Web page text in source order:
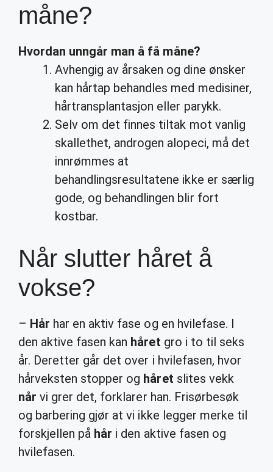
måne?
Hvordan unngår man å få måne?
Avhengig av årsaken og dine ønsker
kan hårtap behandles med medisiner,
hårtransplantasjon eller parykk.
Selv om det finnes tiltak mot vanlig
skallethet, androgen alopeci, må det
innrømmes at
behandlingsresultatene ikke er særlig
gode, og behandlingen blir fort
kostbar.
Når slutter håret å
vokse?
– Hår har en aktiv fase og en hvilefase. I
den aktive fasen kan håret gro i to til seks
år. Deretter går det over i hvilefasen, hvor
hårveksten stopper og håret slites vekk
når vi grer det, forklarer han. Frisørbesøk
og barbering gjør at vi ikke legger merke til
forskjellen på hår i den aktive fasen og
hvilefasen.